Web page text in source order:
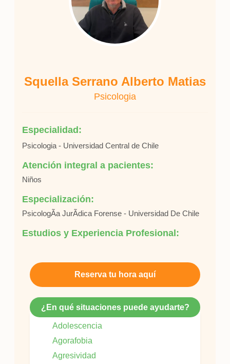
Squella Serrano Alberto Matias
Psicologia
Especialidad:
Psicologia - Universidad Central de Chile
Atención integral a pacientes:
Niños
Especialización:
PsicologÃ­a JurÃ­dica Forense - Universidad De Chile
Estudios y Experiencia Profesional:
Reserva tu hora aquí
¿En qué situaciones puede ayudarte?
Adolescencia
Agorafobia
Agresividad